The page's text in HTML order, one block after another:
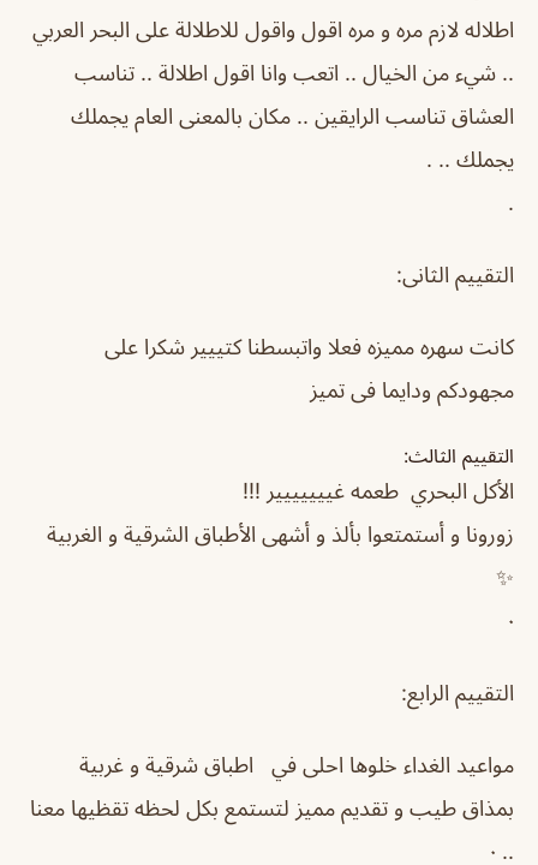
اطلاله لازم مره و مره اقول واقول للاطلالة على البحر العربي
.. شيء من الخيال .. اتعب وانا اقول اطلالة .. تناسب
العشاق تناسب الرايقين .. مكان بالمعنى العام يجملك
يجملك .. .
.
التقييم الثانى:
كانت سهره مميزه فعلا واتبسطنا كتييير شكرا على
مجهودكم ودايما فى تميز
التقييم الثالث:
‏الأكل البحري طعمه غييييييير !!!
‏زورونا و أستمتعوا بألذ و أشهى الأطباق الشرقية و الغربية
✨
٠
التقييم الرابع:
مواعيد الغداء خلوها احلى في اطباق شرقية و غربية
بمذاق طيب و تقديم مميز لتستمع بكل لحظه تقظيها معنا
.. ٠